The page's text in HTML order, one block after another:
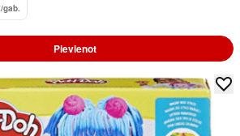
gab.
Pievienot